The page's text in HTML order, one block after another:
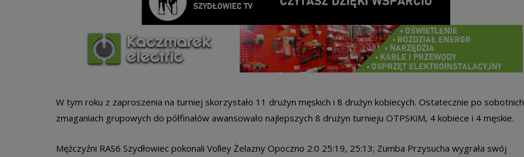
W tym roku z zaproszenia na turniej skorzystało 11 drużyn męskich i 8 drużyn kobiecych. Ostatecznie po sobotnich
zmaganiach grupowych do półfinałów awansowało najlepszych 8 drużyn turnieju OTPSKiM, 4 kobiece i 4 męskie.
Mężczyźni RAS6 Szydłowiec pokonali Volley Żelazny Opoczno 2:0 25:19, 25:13; Zumba Przysucha wygrała swój